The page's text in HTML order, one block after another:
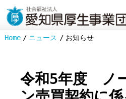
Home ニュース お知らせ
令和5年度 ノ